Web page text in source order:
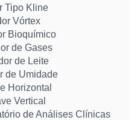
Tipo Kline
Vórtex
Bioquímico
de Gases
de Leite
de Umidade
Horizontal
Vertical
de Análises Clínicas